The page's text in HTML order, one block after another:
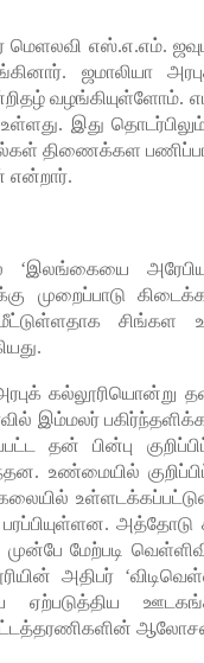
எஸ்.எ.எம்.
ஜமாலியா
இது தொடர்பிலும்
திணைக்கள
என்றார்.
முறைப்பாடு
சிங்கள
கல்லூரியொன்று
இம்மலர்
தன் பின்பு
உண்மையில்
பரப்பியுள்ளன.
முன்பே மேற்படி
அதிபர்
ஏற்படுத்திய